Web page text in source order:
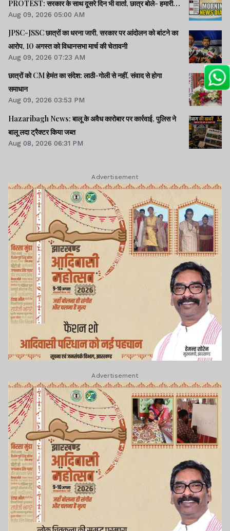
PROTEST: सरकार के साथ दूसरे दिन भी वार्ता, छात्र बोले- हमारी
बातें सुनी गईं।। छात्रों के समर्थन में उतरी भाजपा, 10 को विधानसभा
घेराव।। भारत सहित 5 देशों पर 100% टैरिफ लगानेवाला बिल US
सीनेट से पास।। समेत कई खबरें व वीडियो.
Aug 09, 2026 05:00 AM
JPSC-JSSC छात्रों का धरना जारी, सरकार पर आंदोलन को बांटने का
आरोप, 10 अगस्त को विधानसभा मार्च की चेतावनी
Aug 09, 2026 07:23 AM
छात्रों को CM हेमंत का संदेश: लाठी-गोली से नहीं, संवाद से होगा
समाधान
Aug 09, 2026 03:53 PM
Hazaribagh News: बालू के अवैध कारोबार पर कार्रवाई, पुलिस ने
बालू लदा ट्रैक्टर किया जब्त
Aug 08, 2026 06:31 PM
Advertisement
Advertisement